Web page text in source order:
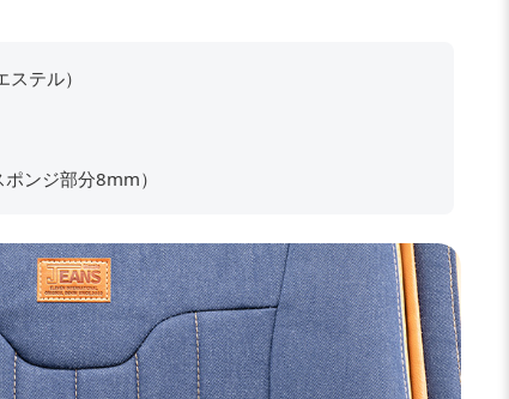
テル）
ンジ部分8mm）